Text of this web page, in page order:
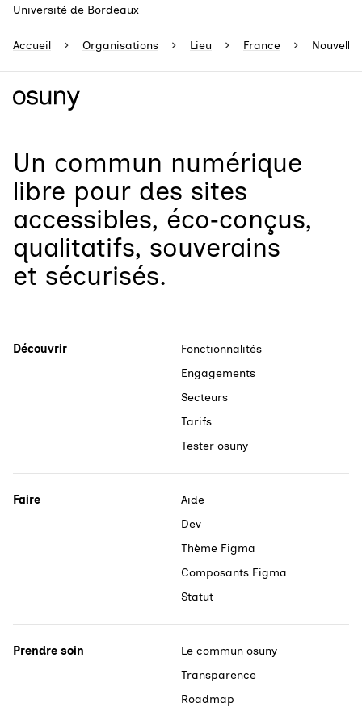
Université de Bordeaux
Accueil Organisations Lieu France Nouvelle
Un commun numérique
libre pour des sites
accessibles, éco‑conçus,
qualitatifs, souverains
et sécurisés.
Découvrir
Fonctionnalités
Engagements
Secteurs
Tarifs
Tester osuny
Faire
Aide
Dev
Thème Figma
Composants Figma
Statut
Prendre soin
Le commun osuny
Transparence
Roadmap